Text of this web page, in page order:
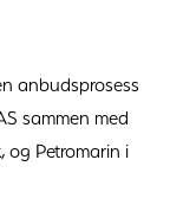
anbudsprosess
sammen med
og Petromarin i